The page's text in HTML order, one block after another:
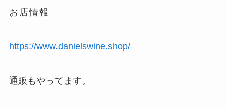
お店情報
https://www.danielswine.shop/
通販もやってます。